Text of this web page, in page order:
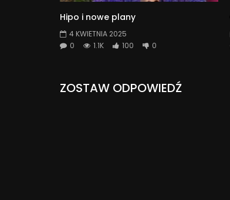
Hipo i nowe plany
4 KWIETNIA 2025
0
1.1K 100 0
ZOSTAW ODPOWIEDŹ